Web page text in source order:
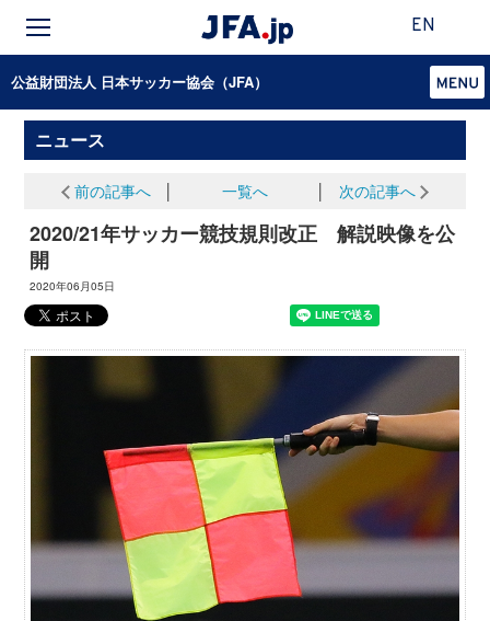
EN
公益財団法人 日本サッカー協会（JFA）
ニュース
前の記事へ 一覧へ 次の記事へ
2020/21年サッカー競技規則改正 解説映像を公
開
2020年06月05日